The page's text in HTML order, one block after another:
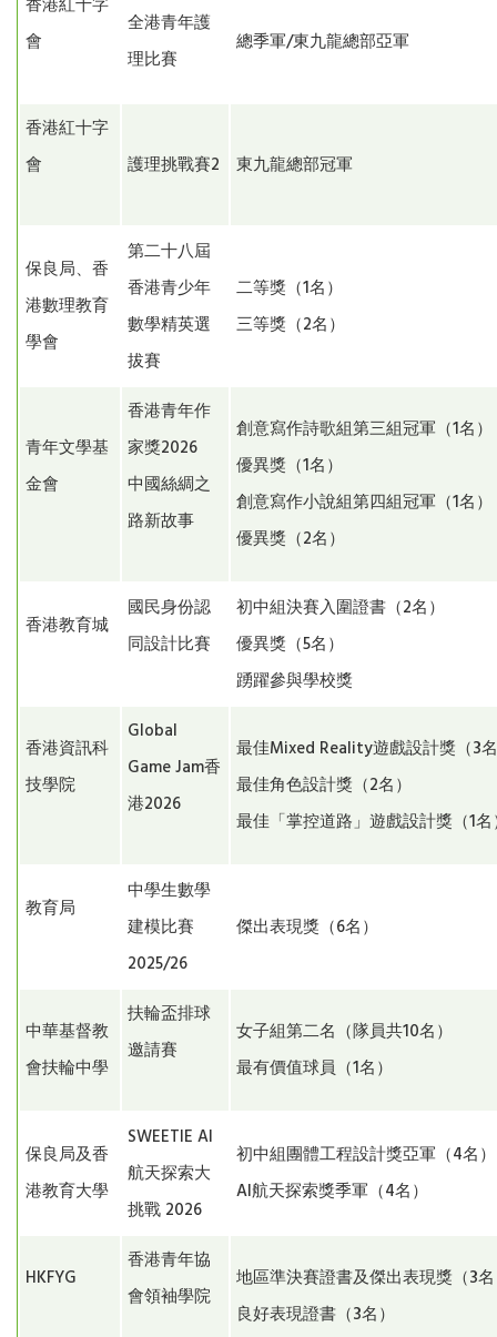
會
全港青年護
理比賽
總季軍/東九龍總部亞軍
香港紅十字
會
護理挑戰賽2 東九龍總部冠軍
保良局、香
港數理教育
學會
第二十八屆
香港青少年
數學精英選
拔賽
二等獎（1名）
三等獎（2名）
青年文學基
金會
香港青年作
家獎2026
中國絲綢之
路新故事
創意寫作詩歌組第三組冠軍（1名）
優異獎（1名）
創意寫作小說組第四組冠軍（1名）
優異獎（2名）
香港教育城
國民身份認
同設計比賽
初中組決賽入圍證書（2名）
優異獎（5名）
踴躍參與學校獎
香港資訊科
技學院
Global
Game Jam香
港2026
最佳Mixed Reality遊戲設計獎（3
最佳角色設計獎（2名）
最佳「掌控道路」遊戲設計獎（1
教育局
中學生數學
建模比賽
2025/26
傑出表現獎（6名）
中華基督教
會扶輪中學
扶輪盃排球
邀請賽
女子組第二名（隊員共10名）
最有價值球員（1名）
保良局及香
港教育大學
SWEETIE AI
航天探索大
挑戰 2026
初中組團體工程設計獎亞軍（4名）
AI航天探索獎季軍（4名）
HKFYG
香港青年協
會領袖學院
地區準決賽證書及傑出表現獎（3
良好表現證書（3名）